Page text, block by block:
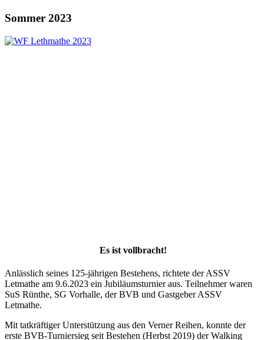
Sommer 2023
Es ist vollbracht!
Anlässlich seines 125-jährigen Bestehens, richtete der ASSV
Letmathe am 9.6.2023 ein Jubiläumsturnier aus. Teilnehmer waren
SuS Rünthe, SG Vorhalle, der BVB und Gastgeber ASSV
Letmathe.
Mit tatkräftiger Unterstützung aus den Verner Reihen, konnte der
erste BVB-Turniersieg seit Bestehen (Herbst 2019) der Walking